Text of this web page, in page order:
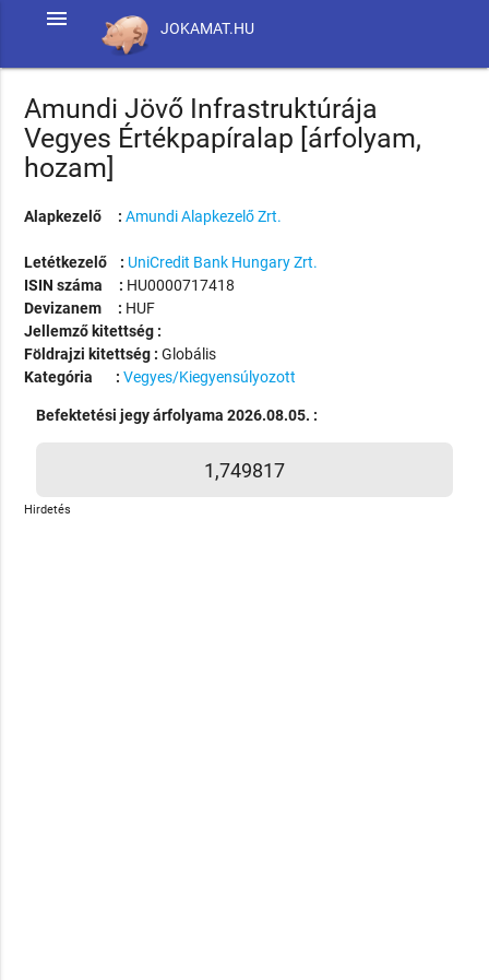
JOKAMAT.HU
menu
Amundi Jövő Infrastruktúrája
Vegyes Értékpapíralap [árfolyam,
hozam]
Alapkezelő : Amundi Alapkezelő Zrt.
Letétkezelő : UniCredit Bank Hungary Zrt.
ISIN száma : HU0000717418
Devizanem : HUF
Jellemző kitettség :
Földrajzi kitettség :Globális
Kategória : Vegyes/Kiegyensúlyozott
Befektetési jegy árfolyama 2026.08.05. :
1,749817
Hirdetés